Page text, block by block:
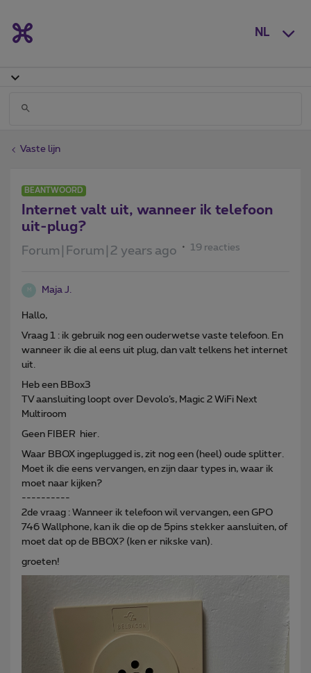
NL
Vaste lijn
BEANTWOORD
Internet valt uit, wanneer ik telefoon
uit-plug?
Forum|Forum|2 years ago 19 reacties
M Maja J.
Hallo,
Vraag 1 : ik gebruik nog een ouderwetse vaste telefoon. En
wanneer ik die al eens uit plug, dan valt telkens het internet
uit.
Heb een BBox3
TV aansluiting loopt over Devolo’s, Magic 2 WiFi Next
Multiroom
Geen FIBER hier.
Waar BBOX ingeplugged is, zit nog een (heel) oude splitter.
Moet ik die eens vervangen, en zijn daar types in, waar ik
moet naar kijken?
----------
2de vraag : Wanneer ik telefoon wil vervangen, een GPO
746 Wallphone, kan ik die op de 5pins stekker aansluiten, of
moet dat op de BBOX? (ken er nikske van).
groeten!